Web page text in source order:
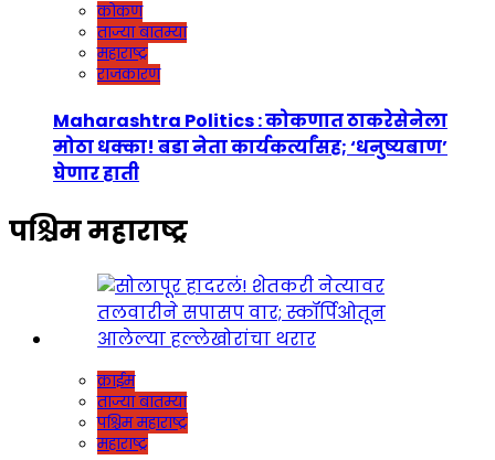
कोकण
ताज्या बातम्या
महाराष्ट्र
राजकारण
Maharashtra Politics : कोकणात ठाकरेसेनेला
मोठा धक्का! बडा नेता कार्यकर्त्यांसह; ‘धनुष्यबाण’
घेणार हाती
पश्चिम महाराष्ट्र
क्राईम
ताज्या बातम्या
पश्चिम महाराष्ट्र
महाराष्ट्र